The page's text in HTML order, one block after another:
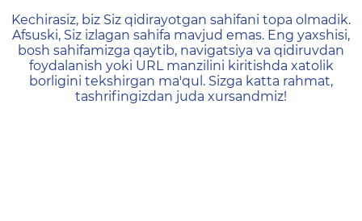
404 — Страница не
Kechirasiz, biz Siz qidirayotgan sahifani topa olmadik.
Afsuski, Siz izlagan sahifa mavjud emas. Eng yaxshisi,
bosh sahifamizga qaytib, navigatsiya va qidiruvdan
foydalanish yoki URL manzilini kiritishda xatolik
borligini tekshirgan ma'qul. Sizga katta rahmat,
tashrifingizdan juda xursandmiz!